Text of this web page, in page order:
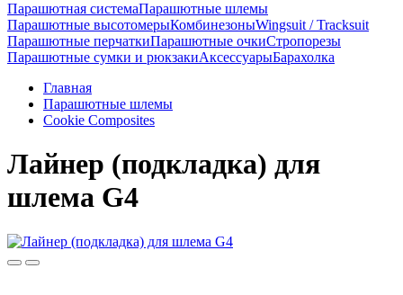
Парашютная системаПарашютные шлемы
Парашютные высотомерыКомбинезоныWingsuit / Tracksuit
Парашютные перчаткиПарашютные очкиСтропорезы
Парашютные сумки и рюкзакиАксессуарыБарахолка
Главная
Парашютные шлемы
Cookie Composites
Лайнер (подкладка) для
шлема G4